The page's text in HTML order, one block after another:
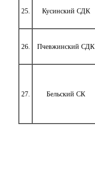
25. Кусинский СДК
26. Пчевжинский СДК
27. Бельский СК